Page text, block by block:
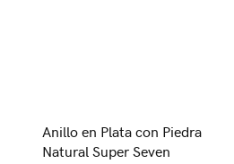
Anillo en Plata con Piedra
Natural Super Seven